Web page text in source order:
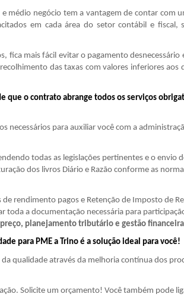
negócio tem a vantagem de contar com
em cada área do setor contábil e fiscal,
fica mais fácil evitar o pagamento
das taxas com valores inferiores aos
que o contrato abrange todos os serviços
para auxiliar você com a
todas as legislações pertinentes e o envio
dos livros Diário e Razão conforme as
rendimento pagos e Retenção de Imposto de
a documentação necessária para
planejamento tributário e gestão
para PME a Trino é a solução ideal para você!
qualidade através da melhoria contínua dos
Solicite um orçamento! Você também pode